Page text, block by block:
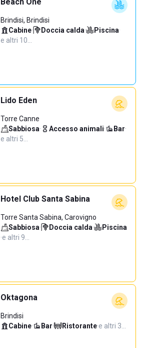
Brindisi, Brindisi
Cabine· Doccia calda· Piscina·
e altri 10…
Lido Eden
Torre Canne
Sabbiosa· Accesso animali· Bar·
e altri 5…
Hotel Club Santa Sabina
Torre Santa Sabina, Carovigno
Sabbiosa· Doccia calda·
Piscina
·e altri 9…
Oktagona
Brindisi
Cabine· Bar· Ristorante·e altri 3…